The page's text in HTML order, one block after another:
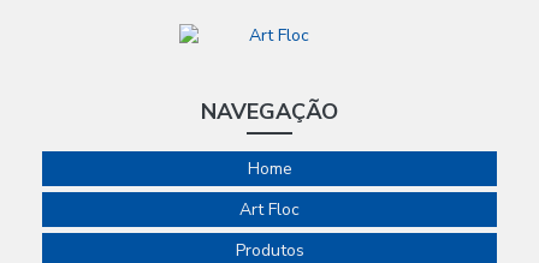
NAVEGAÇÃO
Home
Art Floc
Produtos